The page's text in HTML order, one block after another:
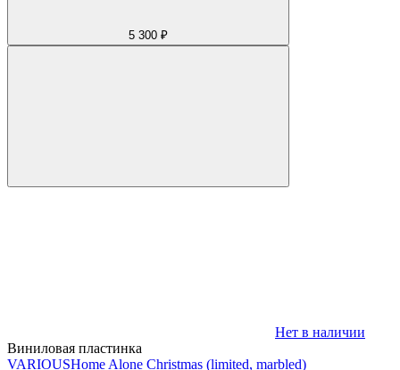
5 300 ₽
Нет в наличии
Виниловая пластинка
VARIOUSHome Alone Christmas (limited, marbled)